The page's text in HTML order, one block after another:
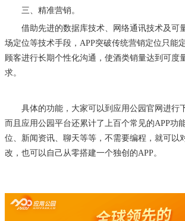
三、精准营销。
借助先进的数据库技术、网络通讯技术及可
场定位等技术手段，APP突破传统营销定位只能
顾客进行长期个性化沟通，使酒类销量达到可度
求。
具体的功能，大家可以到应用公园官网进行
而且应用公园平台还累计了上百个常见的APP功
位、新闻资讯、聊天等等，不需要编程，就可以
改，也可以自己从零搭建一个独创的APP。